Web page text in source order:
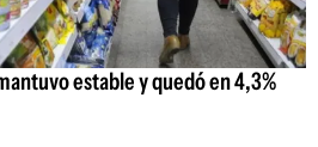
estable y quedó en 4,3%